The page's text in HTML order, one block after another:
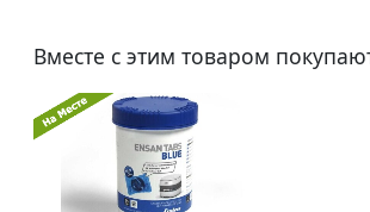
Вместе с этим товаром